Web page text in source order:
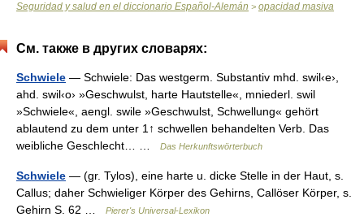
Seguridad y salud en el diccionario Español-Alemán > opacidad masiva
См. также в других словарях:
Schwiele — Schwiele: Das westgerm. Substantiv mhd. swil‹e›,
ahd. swil‹o› »Geschwulst, harte Hautstelle«, mniederl. swil
»Schwiele«, aengl. swile »Geschwulst, Schwellung« gehört
ablautend zu dem unter 1↑ schwellen behandelten Verb. Das
weibliche Geschlecht… …
Das Herkunftswörterbuch
Schwiele — (gr. Tylos), eine harte u. dicke Stelle in der Haut, s.
Callus; daher Schwieliger Körper des Gehirns, Callöser Körper, s.
Gehirn S. 62 …
Pierer's Universal-Lexikon